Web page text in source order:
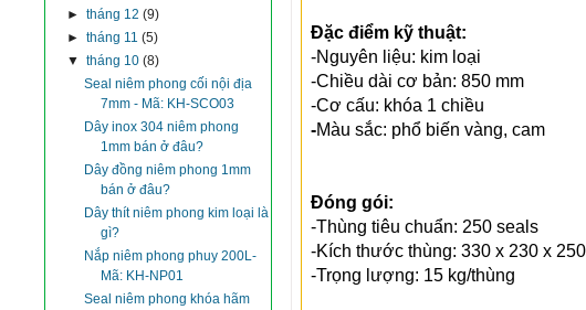
► tháng 12 (9)
► tháng 11 (5)
▼ tháng 10 (8)
Seal niêm phong cối nội địa
7mm - Mã: KH-SCO03
Dây inox 304 niêm phong
1mm bán ở đâu?
Dây đồng niêm phong 1mm
bán ở đâu?
Dây thít niêm phong kim loại là
gì?
Nắp niêm phong phuy 200L-
Mã: KH-NP01
Seal niêm phong khóa hãm
Đặc điểm kỹ thuật:
-Nguyên liệu: kim loại
-Chiều dài cơ bản: 850 mm
-Cơ cấu: khóa 1 chiều
-Màu sắc: phổ biến vàng, cam
Đóng gói:
-Thùng tiêu chuẩn: 250 seals
-Kích thước thùng: 330 x 230 x
-Trọng lượng: 15 kg/thùng